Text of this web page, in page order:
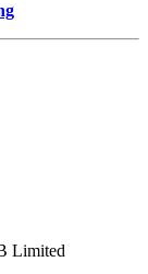
Limited